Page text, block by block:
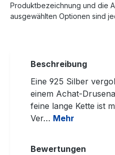
Produktbezeichnung und die
ausgewählten Optionen sind
Beschreibung
Eine 925 Silber
einem Achat-
feine lange Kette ist
Ver… Mehr
Bewertungen